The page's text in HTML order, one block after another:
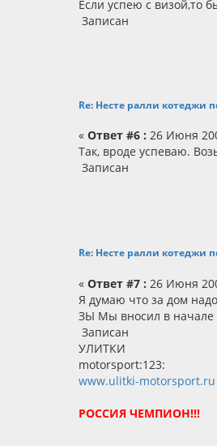
Если успею с визой,то
Записан
Re: Несте ралли котеджи
«Ответ #6 : 26 Июня
Так, вроде успеваю.
Записан
Re: Несте ралли котеджи
«Ответ #7 : 26 Июня
Я думаю что за дом
ЗЫ Мы вносил в начале
Записан
УЛИТКИ
motorsport:123:
www.ulitki-motorsport.ru
РОССИЯ ЧЕМПИОН!!!